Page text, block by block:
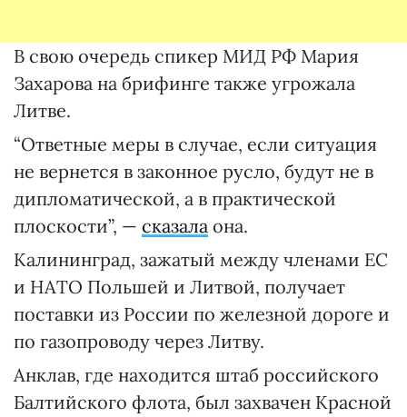
В свою очередь спикер МИД РФ Мария
Захарова на брифинге также угрожала
Литве.
“Ответные меры в случае, если ситуация
не вернется в законное русло, будут не в
дипломатической, а в практической
плоскости”, — сказала она.
Калининград, зажатый между членами ЕС
и НАТО Польшей и Литвой, получает
поставки из России по железной дороге и
по газопроводу через Литву.
Анклав, где находится штаб российского
Балтийского флота, был захвачен Красной